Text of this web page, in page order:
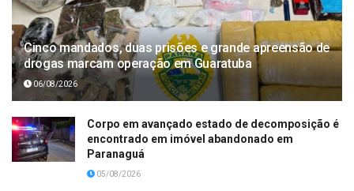
Cinco mandados, duas prisões e grande apreensão de
drogas marcam operação em Guaratuba
06/08/2026
Corpo em avançado estado de decomposição é
encontrado em imóvel abandonado em
Paranaguá
05/08/2026